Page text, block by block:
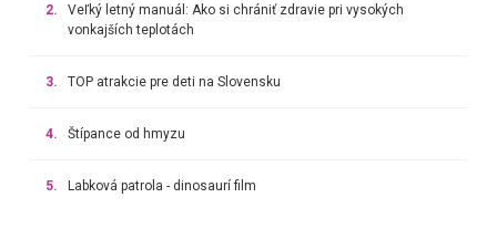
2.
Veľký letný manuál: Ako si chrániť zdravie pri vysokých
vonkajších teplotách
3. TOP atrakcie pre deti na Slovensku
4. Štípance od hmyzu
5. Labková patrola - dinosaurí film